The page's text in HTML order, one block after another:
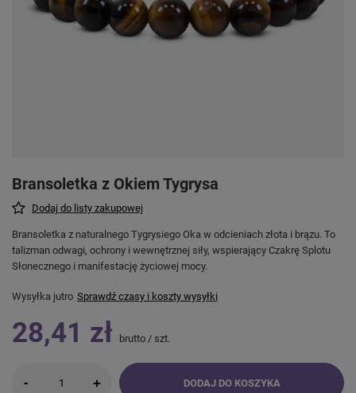
Bransoletka z Okiem Tygrysa
Dodaj do listy zakupowej
Bransoletka z naturalnego Tygrysiego Oka w odcieniach złota i brązu. To
talizman odwagi, ochrony i wewnętrznej siły, wspierający Czakrę Splotu
Słonecznego i manifestację życiowej mocy.
Wysyłka jutro Sprawdź czasy i koszty wysyłki
28,41 zł brutto / szt.
- + DODAJ DO KOSZYKA